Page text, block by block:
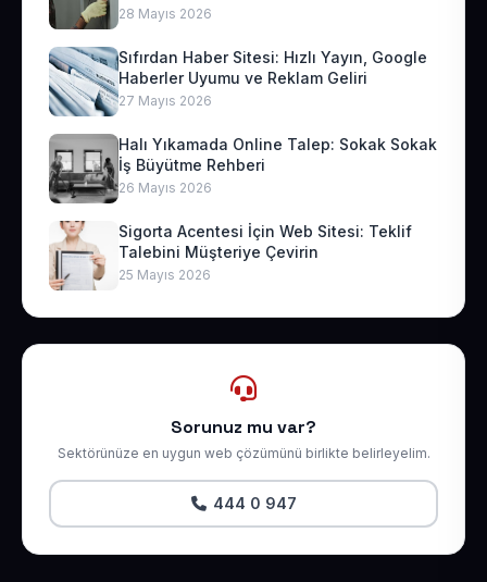
28 Mayıs 2026
Sıfırdan Haber Sitesi: Hızlı Yayın, Google
Haberler Uyumu ve Reklam Geliri
27 Mayıs 2026
Halı Yıkamada Online Talep: Sokak Sokak
İş Büyütme Rehberi
26 Mayıs 2026
Sigorta Acentesi İçin Web Sitesi: Teklif
Talebini Müşteriye Çevirin
25 Mayıs 2026
Sorunuz mu var?
Sektörünüze en uygun web çözümünü birlikte belirleyelim.
444 0 947